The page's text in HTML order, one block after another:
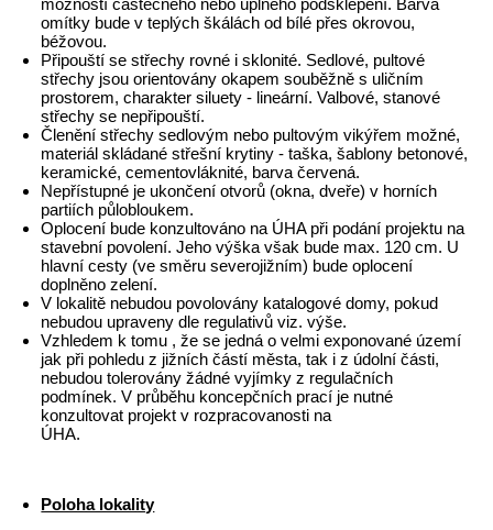
možností částečného nebo úplného podsklepení. Barva
omítky bude v teplých škálách od bílé přes okrovou,
béžovou.
Připouští se střechy rovné i sklonité. Sedlové, pultové
střechy jsou orientovány okapem souběžně s uličním
prostorem, charakter siluety - lineární. Valbové, stanové
střechy se nepřipouští.
Členění střechy sedlovým nebo pultovým vikýřem možné,
materiál skládané střešní krytiny - taška, šablony betonové,
keramické, cementovláknité, barva červená.
Nepřístupné je ukončení otvorů (okna, dveře) v horních
partiích půlobloukem.
Oplocení bude konzultováno na ÚHA při podání projektu na
stavební povolení. Jeho výška však bude max. 120 cm. U
hlavní cesty (ve směru severojižním) bude oplocení
doplněno zelení.
V lokalitě nebudou povolovány katalogové domy, pokud
nebudou upraveny dle regulativů viz. výše.
Vzhledem k tomu , že se jedná o velmi exponované území
jak při pohledu z jižních částí města, tak i z údolní části,
nebudou tolerovány žádné vyjímky z regulačních
podmínek. V průběhu koncepčních prací je nutné
konzultovat projekt v rozpracovanosti na
ÚHA.
Poloha lokality